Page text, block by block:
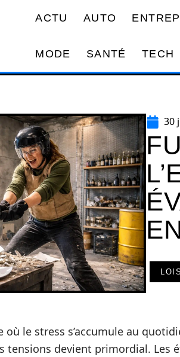
ACTU AUTO
MODE SANTÉ TECH
30
le stress s’accumule au
tensions devient primordial. Les